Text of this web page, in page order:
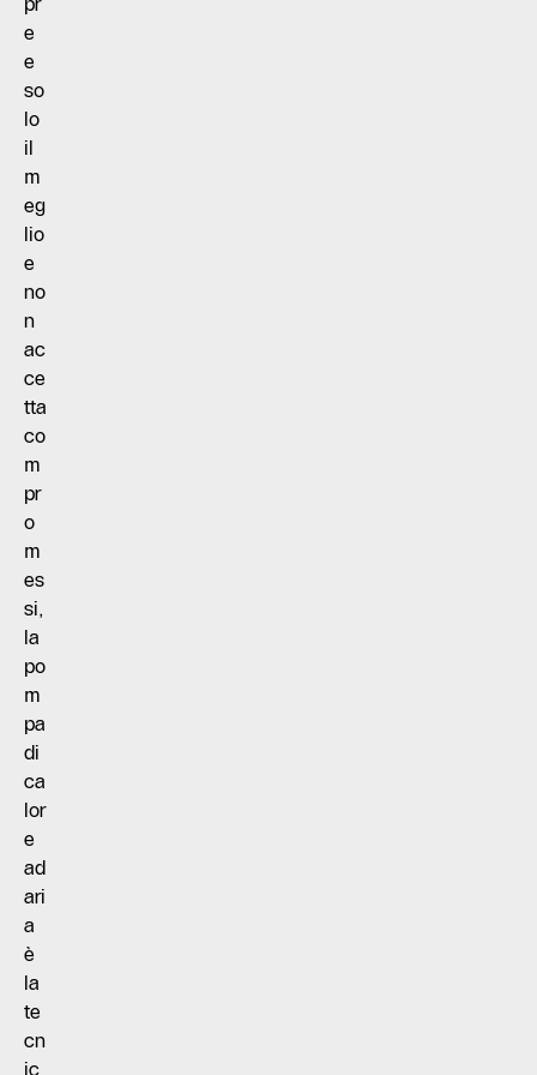
e
e
so
lo
il
m
eg
lio
e
no
n
ac
ce
tta
co
m
pr
o
m
es
si,
la
po
m
pa
di
ca
lor
e
ad
ari
a
è
la
te
cn
ic